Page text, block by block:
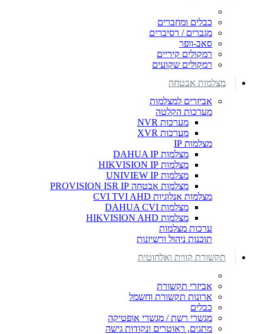
כבלים ומחברים
מגברים / רסיברים
סאב-וופר
רמקולים קיריים
רמקולים שקועים
מצלמות אבטחה
אביזרים למצלמות
מערכות הקלטה
מערכות NVR
מערכות XVR
מצלמות IP
מצלמות DAHUA IP
מצלמות HIKVISION IP
מצלמות UNIVIEW IP
מצלמות אבטחה PROVISION ISR IP
מצלמות אנלוגיות CVI TVI AHD
מצלמות DAHUA CVI
מצלמות HIKVISION AHD
ערכות מצלמות
תוכנות ניהול ורשיונות
תקשורת קווית ואלחוטית
אביזרי תקשורת
ארונות תקשורת וחשמל
כבלים
מגשרי רשת / מגשרי אופטיקה
מתגים, ראוטרים ונקודות גישה